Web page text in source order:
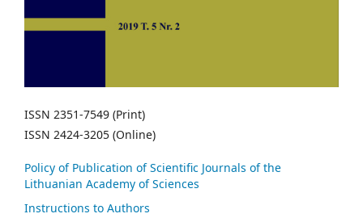
ISSN 2351-7549 (Print)
ISSN 2424-3205 (Online)
Policy of Publication of Scientific Journals of the
Lithuanian Academy of Sciences
Instructions to Authors